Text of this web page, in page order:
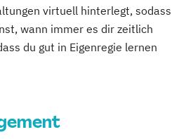
virtuell hinterlegt, sodass
wann immer es dir zeitlich
du gut in Eigenregie lernen